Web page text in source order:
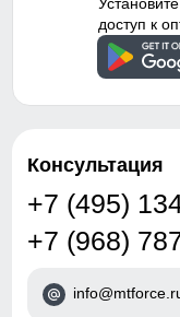
доступ к
Консультация
+7 (495)
+7 (968)